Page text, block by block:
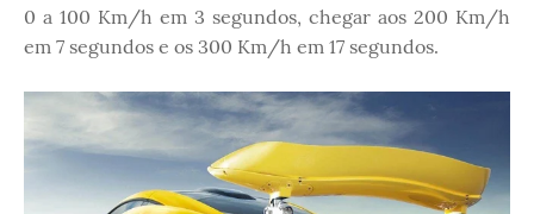
0 a 100 Km/h em 3 segundos, chegar aos 200 Km/h
em 7 segundos e os 300 Km/h em 17 segundos.